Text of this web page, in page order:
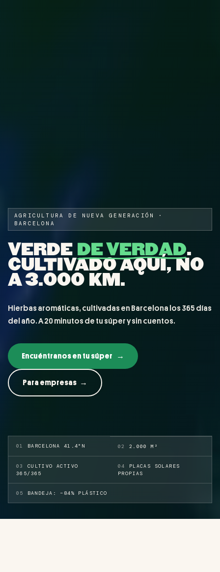
AGRICULTURA DE NUEVA GENERACIÓN ·
BARCELONA
VERDE DE VERDAD.
CULTIVADO AQUÍ, NO
A 3.000 KM.
Hierbas aromáticas, cultivadas en Barcelona los 365 días
del año. A 20 minutos de tu súper y sin cuentos.
Encuéntranos en tu súper →
Para empresas →
01 BARCELONA 41.4°N 02 2.000 M²
03
CULTIVO ACTIVO
365/365
04
PLACAS SOLARES
PROPIAS
0 5 BANDEJA: −84% PLÁSTICO